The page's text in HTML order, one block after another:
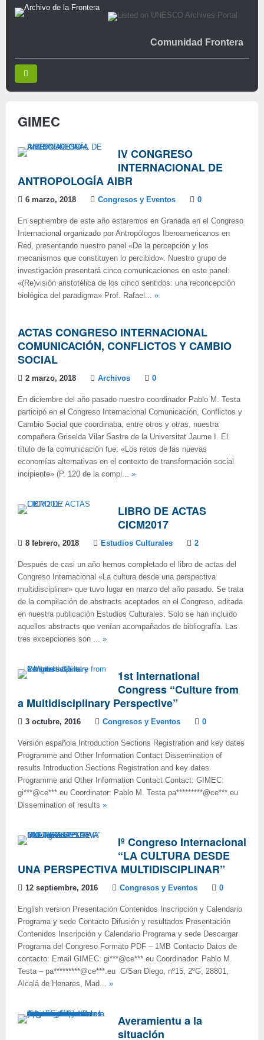
Comunidad Frontera
GIMEC
IV CONGRESO
INTERNACIONAL DE
ANTROPOLOGÍA AIBR
6 marzo, 2018 Congresos y Eventos 0
En septiembre de este año estaremos en Granada en el Congreso
Internacional organizado por Antropólogos Iberoamericanos en
Red, presentando nuestro panel «De la percepción y los
mecanismos que constituyen lo percibido». Nuestro grupo de
investigación presentará cinco comunicaciones en este panel:
«(Re)visión aristotélica de los cinco sentidos: una reconcepción
biológica del paradigma» Prof. Rafael... »
ACTAS CONGRESO INTERNACIONAL
COMUNICACIÓN, CONFLICTOS Y CAMBIO
SOCIAL
2 marzo, 2018 Archivos 0
En diciembre del año pasado nuestro coordinador Pablo M. Testa
participó en el Congreso Internacional Comunicación, Conflictos y
Cambio Social que coordinaba, entre otros y otras, nuestra
compañera Griselda Vilar Sastre de la Universitat Jaume I. El
título de la comunicación fue: «Los retos de las nuevas
economías alternativas en el contexto de transformación social
incipiente» (P. 120 de la compi... »
LIBRO DE ACTAS
CICM2017
8 febrero, 2018 Estudios Culturales 2
Después de casi un año hemos completado el libro de actas del
Congreso Internacional «La cultura desde una perspectiva
multidisciplinar» que tuvo lugar en marzo del año pasado. Se trata
de la compilación de abstracts aceptados en el Congreso, editada
en nuestra publicación Estudios Culturales. Solo se han incluido
aquellos abstracts que venían acompañados de bibliografía. Las
tres excepciones son ... »
1st International
Congress “Culture from
a Multidisciplinary Perspective”
3 octubre, 2016 Congresos y Eventos 0
Versión española Introduction Sections Registration and key dates
Programme and Other Information Contact Dissemination of
results Introduction Sections Registration and key dates
Programme and Other Information Contact Contact: GIMEC:
gi***@ce***.eu Coordinator: Pablo M. Testa pa*********@ce***.eu
Dissemination of results »
Iº Congreso Internacional
“LA CULTURA DESDE
UNA PERSPECTIVA MULTIDISCIPLINAR”
12 septiembre, 2016 Congresos y Eventos 0
English version Presentación Contenidos Inscripción y Calendario
Programa y sede Contacto Difusión y resultados Presentación
Contenidos Inscripción y Calendario Programa y sede Descargar
Programa del Congreso Formato PDF – 1MB Contacto Datos de
contacto: Email GIMEC: gi***@ce***.eu Coordinador: Pablo M.
Testa – pa*********@ce***.eu C/San Diego, nº15, 2ºG, 28801,
Alcalá de Henares, Mad... »
Averamientu a la
situación